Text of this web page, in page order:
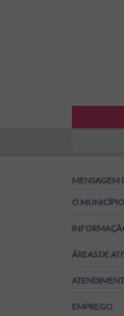
Boletim
Agenda
Oferta
MENSAGEM
O MUNICÍPIO
ÁREAS DE
EMPREGO